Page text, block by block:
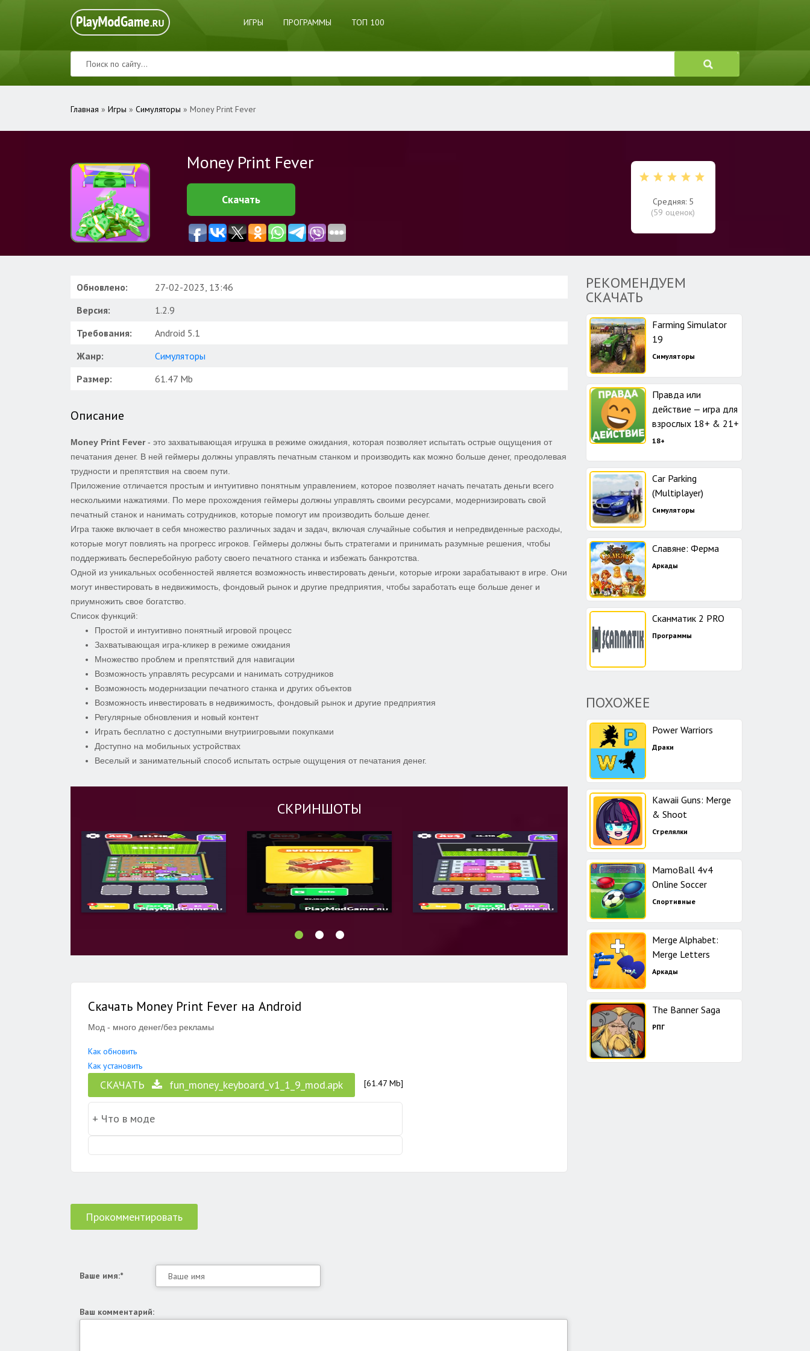
ИГРЫ ПРОГРАММЫ ТОП 100
Главная » Игры » Симуляторы » Money Print Fever
Money Print Fever
Скачать
Средняя: 5
(59 оценок)
Обновлено:
27-02-2023, 13:46
Версия:
1.2.9
Требования:
Android 5.1
Жанр:
Симуляторы
Размер:
61.47 Mb
Описание
Money Print Fever- это захватывающая игрушка в режиме ожидания, которая позволяет испытать острые ощущения от
печатания денег. В ней геймеры должны управлять печатным станком и производить как можно больше денег, преодолевая
трудности и препятствия на своем пути.
Приложение отличается простым и интуитивно понятным управлением, которое позволяет начать печатать деньги всего
несколькими нажатиями. По мере прохождения геймеры должны управлять своими ресурсами, модернизировать свой
печатный станок и нанимать сотрудников, которые помогут им производить больше денег.
Игра также включает в себя множество различных задач и задач, включая случайные события и непредвиденные расходы,
которые могут повлиять на прогресс игроков. Геймеры должны быть стратегами и принимать разумные решения, чтобы
поддерживать бесперебойную работу своего печатного станка и избежать банкротства.
Одной из уникальных особенностей является возможность инвестировать деньги, которые игроки зарабатывают в игре. Они
могут инвестировать в недвижимость, фондовый рынок и другие предприятия, чтобы заработать еще больше денег и
приумножить свое богатство.
Список функций:
Простой и интуитивно понятный игровой процесс
Захватывающая игра-кликер в режиме ожидания
Множество проблем и препятствий для навигации
Возможность управлять ресурсами и нанимать сотрудников
Возможность модернизации печатного станка и других объектов
Возможность инвестировать в недвижимость, фондовый рынок и другие предприятия
Регулярные обновления и новый контент
Играть бесплатно с доступными внутриигровыми покупками
Доступно на мобильных устройствах
Веселый и занимательный способ испытать острые ощущения от печатания денег.
СКРИНШОТЫ
Скачать Money Print Fever на Android
Мод - много денег/без рекламы
Как обновить
Как установить
СКАЧАТЬ fun_money_keyboard_v1_1_9_mod.apk [61.47 Mb]
Прокомментировать
Ваше имя:*
Ваш комментарий:
РЕКОМЕНДУЕМ
СКАЧАТЬ
Farming Simulator
19
Симуляторы
Правда или
действие — игра для
взрослых 18+ & 21+
18+
Car Parking
(Multiplayer)
Симуляторы
Славяне: Ферма
Аркады
Сканматик 2 PRO
Программы
ПОХОЖЕЕ
Power Warriors
Драки
Kawaii Guns: Merge
& Shoot
Стрелялки
MamoBall 4v4
Online Soccer
Спортивные
Merge Alphabet:
Merge Letters
Аркады
The Banner Saga
РПГ